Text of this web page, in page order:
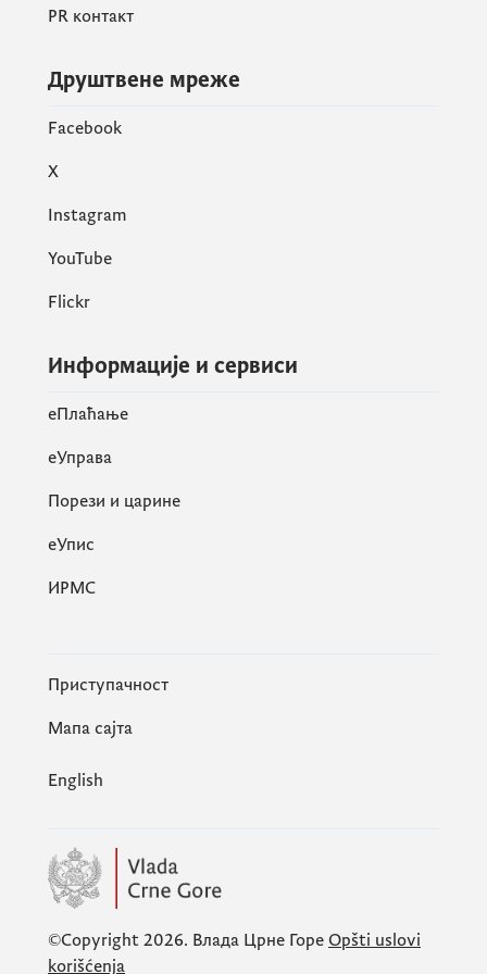
пољима.
PR контакт
Друштвене мреже
Facebook
X
Instagram
YouTube
Flickr
Информације и сервиси
eПлаћање
еУправа
Порези и царине
eУпис
ИРМС
Приступачност
Мапа сајта
English
©Copyright 2026. Влада Црне Горе Opšti uslovi
korišćenja